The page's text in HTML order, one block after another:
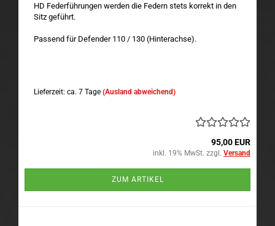
HD Federführungen werden die Federn stets korrekt in den
Sitz geführt.
Passend für Defender 110 / 130 (Hinterachse).
Lieferzeit: ca. 7 Tage (Ausland abweichend)
95,00 EUR
inkl. 19% MwSt. zzgl. Versand
ZUM ARTIKEL